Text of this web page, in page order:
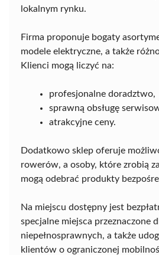
lokalnym rynku.
Firma proponuje bogaty
modele elektryczne, a także
Klienci mogą liczyć na:
profesjonalne doradztwo,
sprawną obsługę
atrakcyjne ceny.
Dodatkowo sklep oferuje
rowerów, a osoby, które zrobią
mogą odebrać produkty
Na miejscu dostępny jest
specjalne miejsca przeznaczone
niepełnosprawnych, a także
klientów o ograniczonej